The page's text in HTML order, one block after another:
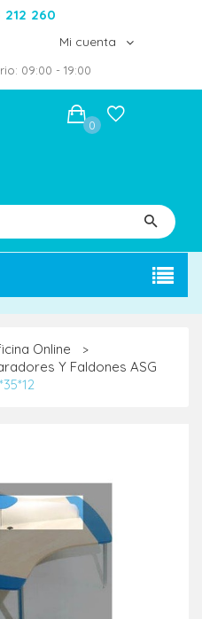
212 260
Mi cuenta
09:00 - 19:00
0
Online >
Y Faldones ASG